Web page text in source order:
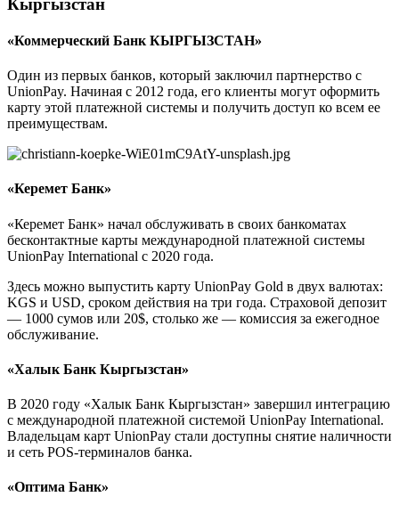
«Коммерческий Банк КЫРГЫЗСТАН»
Один из первых банков, который заключил партнерство с
UnionPay. Начиная с 2012 года, его клиенты могут оформить
карту этой платежной системы и получить доступ ко всем ее
преимуществам.
«Керемет Банк»
«Керемет Банк» начал обслуживать в своих банкоматах
бесконтактные карты международной платежной системы
UnionPay International с 2020 года.
Здесь можно выпустить карту UnionPay Gold в двух валютах:
KGS и USD, сроком действия на три года. Страховой депозит
— 1000 сумов или 20$, столько же — комиссия за ежегодное
обслуживание.
«Халык Банк Кыргызстан»
В 2020 году «Халык Банк Кыргызстан» завершил интеграцию
с международной платежной системой UnionPay International.
Владельцам карт UnionPay стали доступны снятие наличности
и сеть POS-терминалов банка.
«Оптима Банк»